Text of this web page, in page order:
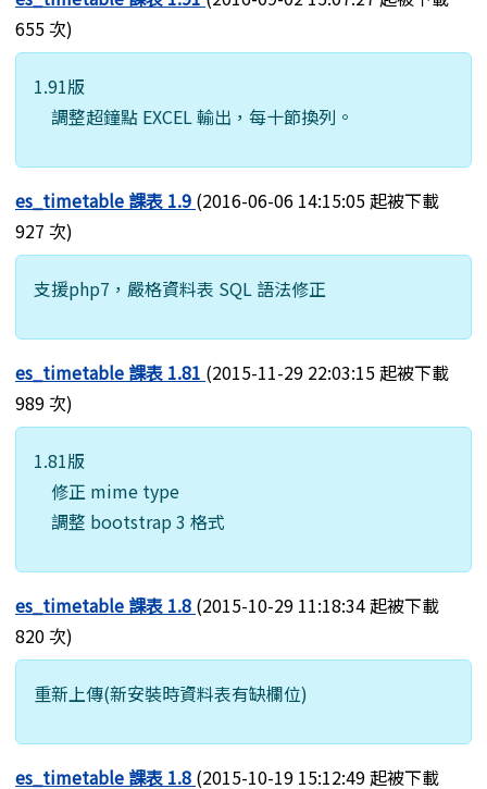
655 次)
1.91版
調整超鐘點 EXCEL 輸出，每十節換列。
es_timetable 課表 1.9 (2016-06-06 14:15:05 起被下載
927 次)
支援php7，嚴格資料表 SQL 語法修正
es_timetable 課表 1.81 (2015-11-29 22:03:15 起被下載
989 次)
1.81版
修正 mime type
調整 bootstrap 3 格式
es_timetable 課表 1.8 (2015-10-29 11:18:34 起被下載
820 次)
重新上傳(新安裝時資料表有缺欄位)
es_timetable 課表 1.8 (2015-10-19 15:12:49 起被下載